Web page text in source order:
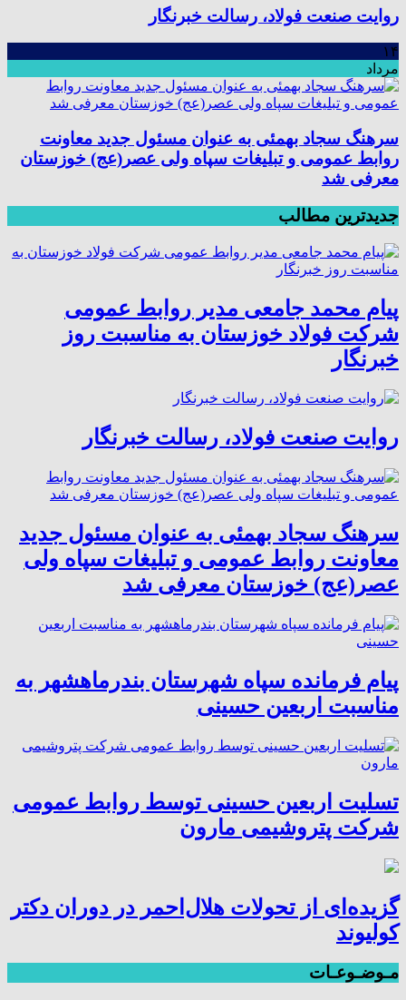
روایت صنعت فولاد،‌ رسالت خبرنگار
۱۴
مرداد
سرهنگ سجاد بهمئی به عنوان مسئول جدید معاونت
روابط عمومی و تبلیغات سپاه ولی عصر(عج) خوزستان
معرفی شد
جدیدترین مطالب
پیام محمد جامعی مدیر روابط عمومی
شرکت فولاد خوزستان به مناسبت روز
خبرنگار
روایت صنعت فولاد،‌ رسالت خبرنگار
سرهنگ سجاد بهمئی به عنوان مسئول جدید
معاونت روابط عمومی و تبلیغات سپاه ولی
عصر(عج) خوزستان معرفی شد
پیام فرمانده سپاه شهرستان بندرماهشهر به
مناسبت اربعین حسینی
تسلیت اربعین حسینی توسط روابط عمومی
شرکت پتروشیمی مارون
گزیده‌ای از تحولات هلال‌احمر در دوران دکتر
کولیوند
مـوضـوعـات